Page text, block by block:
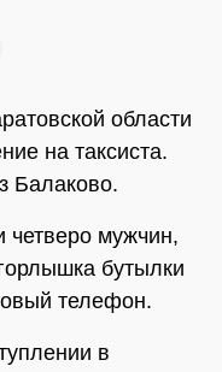
области
на таксиста.
Балаково.
четверо мужчин,
бутылки
телефон.
в